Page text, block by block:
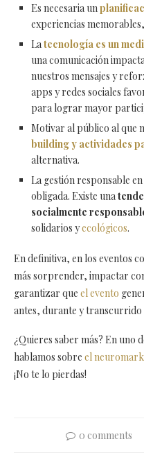
Es necesaria un
experiencias
La tecnología es un
una comunicación
nuestros mensajes y
apps y redes sociales
para lograr mayor
Motivar al público al que
building y actividades
alternativa.
La gestión responsable
obligada. Existe una
socialmente
solidarios yecológicos.
En definitiva, en los eventos
más sorprender, impactar
garantizar que el evento
antes, durante y transcurrido
¿Quieres saber más? En uno
hablamos sobre el
¡No te lo pierdas!
0 comments